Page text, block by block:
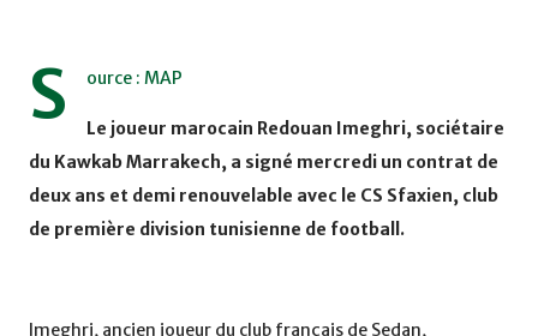
S ource : MAP
Le joueur marocain Redouan Imeghri, sociétaire
du Kawkab Marrakech, a signé mercredi un contrat de
deux ans et demi renouvelable avec le CS Sfaxien, club
de première division tunisienne de football.
Imeghri, ancien joueur du club français de Sedan,